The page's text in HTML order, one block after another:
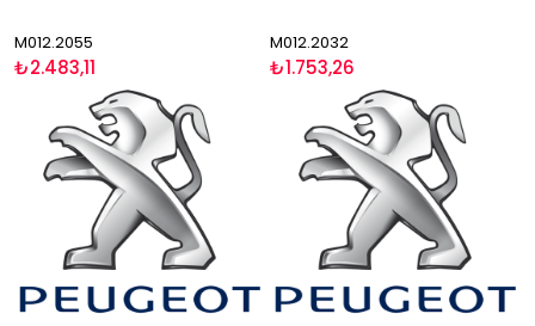
M012.2055
₺2.483,11
M012.2032
₺1.753,26